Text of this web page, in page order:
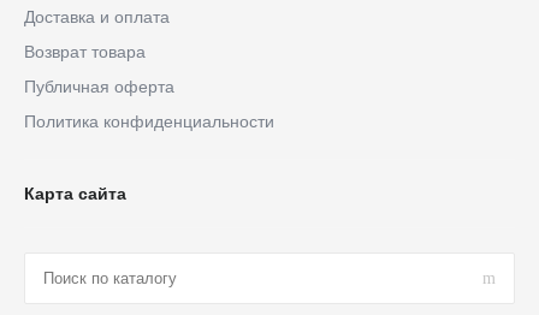
Доставка и оплата
Возврат товара
Публичная оферта
Политика конфиденциальности
Карта сайта